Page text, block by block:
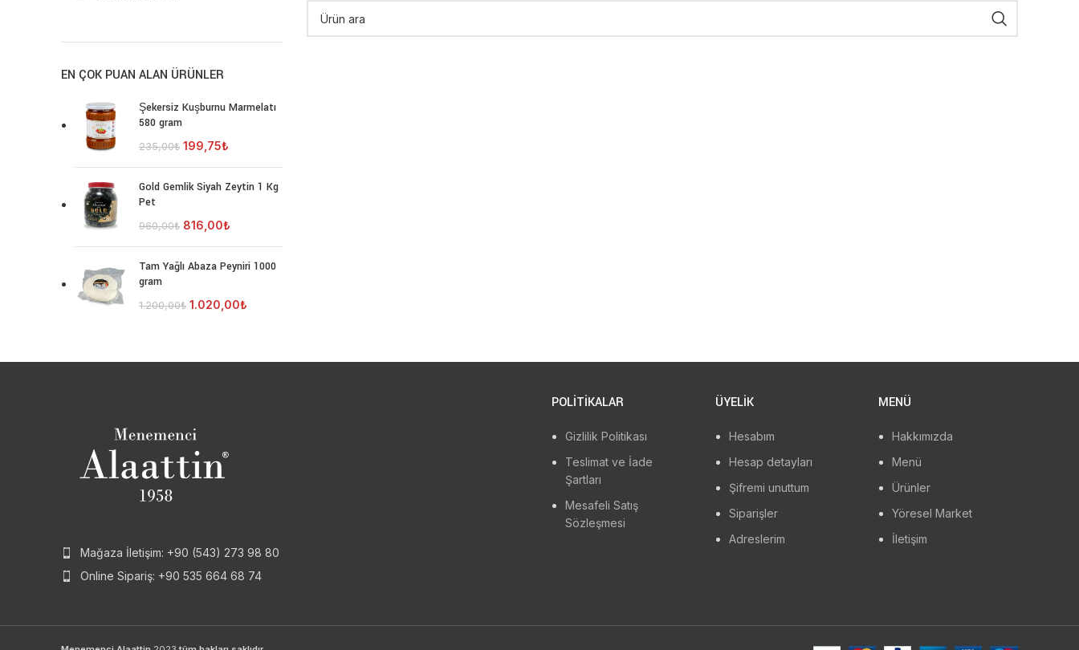
EN ÇOK PUAN ALAN ÜRÜNLER
Şekersiz Kuşburnu Marmelatı
580 gram
235,00₺ 199,75₺
Gold Gemlik Siyah Zeytin 1 Kg
Pet
960,00₺ 816,00₺
Tam Yağlı Abaza Peyniri 1000
gram
1.200,00₺ 1.020,00₺
Mağaza İletişim: +90 (543) 273 98 80
Online Sipariş: +90 535 664 68 74
POLİTİKALAR
Gizlilik Politikası
Teslimat ve İade
Şartları
Mesafeli Satış
Sözleşmesi
ÜYELİK
Hesabım
Hesap detayları
Şifremi unuttum
Siparişler
Adreslerim
MENÜ
Hakkımızda
Menü
Ürünler
Yöresel Market
İletişim